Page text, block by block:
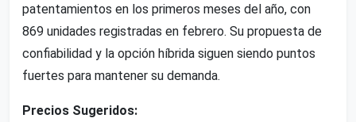
patentamientos en los primeros meses del año, con
869 unidades registradas en febrero. Su propuesta de
confiabilidad y la opción híbrida siguen siendo puntos
fuertes para mantener su demanda.
Precios Sugeridos: